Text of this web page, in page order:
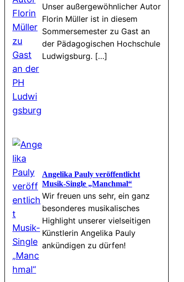
Unser außergewöhnlicher Autor
Florin Müller ist in diesem
Sommersemester zu Gast an
der Pädagogischen Hochschule
Ludwigsburg. […]
Angelika Pauly veröffentlicht
Musik-Single „Manchmal“
Wir freuen uns sehr, ein ganz
besonderes musikalisches
Highlight unserer vielseitigen
Künstlerin Angelika Pauly
ankündigen zu dürfen!